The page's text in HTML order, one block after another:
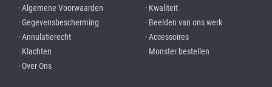
· Algemene Voorwaarden
· Gegevensbescherming
· Annulatierecht
· Klachten
· Over Ons
· Kwaliteit
· Beelden van ons werk
· Accessoires
· Monster bestellen